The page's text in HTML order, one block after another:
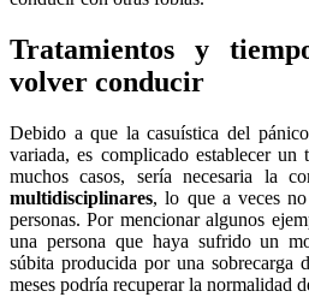
Tratamientos y
volver conducir
Debido a que la casuística del
variada, es complicado establecer un
muchos casos, sería necesaria la
multidisciplinares, lo que a veces
personas. Por mencionar algunos
una persona que haya sufrido un
súbita producida por una sobrecarga
meses podría recuperar la normalidad